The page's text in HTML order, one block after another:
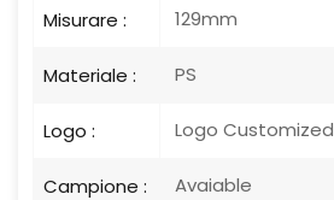
Misurare : 129mm
Materiale : PS
Logo : Logo Customized
Campione : Avaiable